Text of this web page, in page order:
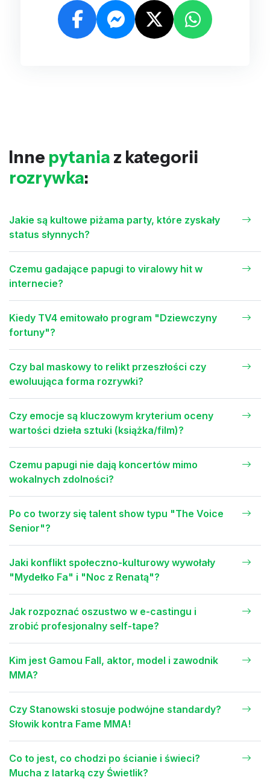
Inne pytania z kategorii
rozrywka:
Jakie są kultowe piżama party, które zyskały
status słynnych?
Czemu gadające papugi to viralowy hit w
internecie?
Kiedy TV4 emitowało program "Dziewczyny
fortuny"?
Czy bal maskowy to relikt przeszłości czy
ewoluująca forma rozrywki?
Czy emocje są kluczowym kryterium oceny
wartości dzieła sztuki (książka/film)?
Czemu papugi nie dają koncertów mimo
wokalnych zdolności?
Po co tworzy się talent show typu "The Voice
Senior"?
Jaki konflikt społeczno-kulturowy wywołały
"Mydełko Fa" i "Noc z Renatą"?
Jak rozpoznać oszustwo w e-castingu i
zrobić profesjonalny self-tape?
Kim jest Gamou Fall, aktor, model i zawodnik
MMA?
Czy Stanowski stosuje podwójne standardy?
Słowik kontra Fame MMA!
Co to jest, co chodzi po ścianie i świeci?
Mucha z latarką czy Świetlik?